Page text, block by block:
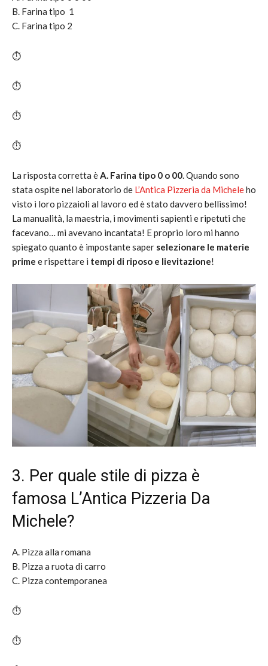
B. Farina tipo 1
C. Farina tipo 2
⏱️
⏱️
⏱️
⏱️
La risposta corretta èA. Farina tipo 0 o 00. Quando sono
stata ospite nel laboratorio de L’Antica Pizzeria da Micheleho
visto i loro pizzaioli al lavoro ed è stato davvero bellissimo!
La manualità, la maestria, i movimenti sapienti e ripetuti che
facevano… mi avevano incantata! E proprio loro mi hanno
spiegato quanto è impostante saper selezionare le materie
prime e rispettare i tempi di riposo e lievitazione!
3. Per quale stile di pizza è
famosa L’Antica Pizzeria Da
Michele?
A. Pizza alla romana
B. Pizza a ruota di carro
C. Pizza contemporanea
⏱️
⏱️